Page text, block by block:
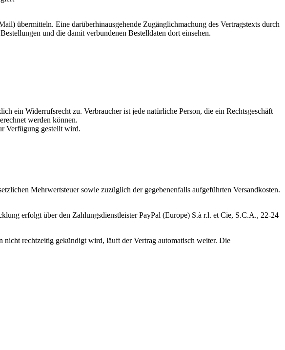
übermitteln. Eine darüberhinausgehende Zugänglichmachung des Vertragstexts durch
und die damit verbundenen Bestelldaten dort einsehen.
ein Widerrufsrecht zu. Verbraucher ist jede natürliche Person, die ein Rechtsgeschäft
werden können.
Verfügung gestellt wird.
Mehrwertsteuer sowie zuzüglich der gegebenenfalls aufgeführten Versandkosten.
erfolgt über den Zahlungsdienstleister PayPal (Europe) S.à r.l. et Cie, S.C.A., 22-24
rechtzeitig gekündigt wird, läuft der Vertrag automatisch weiter. Die